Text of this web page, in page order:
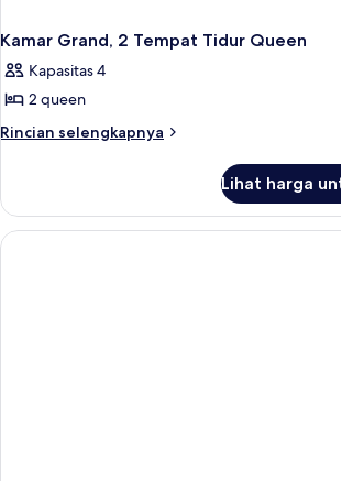
Kamar Grand, 2 Tempat Tidur Queen
Kapasitas 4
2 queen
Rincian selengkapnya
Rincian
Kamar
Grand,
2
Lihat harga